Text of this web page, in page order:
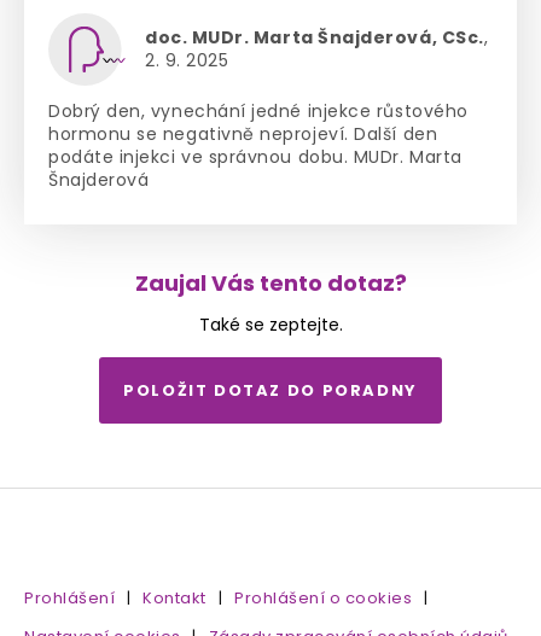
doc. MUDr. Marta Šnajderová, CSc.,
2. 9. 2025
Dobrý den, vynechání jedné injekce růstového
hormonu se negativně neprojeví. Další den
podáte injekci ve správnou dobu. MUDr. Marta
Šnajderová
Zaujal Vás tento dotaz?
Také se zeptejte.
POLOŽIT DOTAZ DO PORADNY
Prohlášení | Kontakt | Prohlášení o cookies |